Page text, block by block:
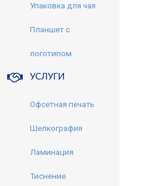
Упаковка для чая
Планшет с
логотипом
УСЛУГИ
Офсетная печать
Шелкография
Ламинация
Тиснение